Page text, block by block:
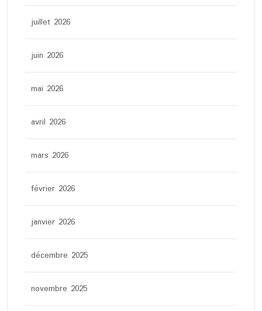
juillet 2026
juin 2026
mai 2026
avril 2026
mars 2026
février 2026
janvier 2026
décembre 2025
novembre 2025